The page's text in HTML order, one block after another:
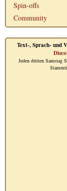
Spin-offs
Community
Text-, Sprach- und
Jeden dritten Samstag